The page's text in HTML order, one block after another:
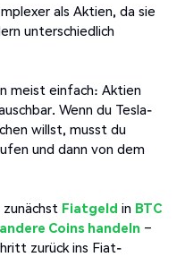
als Aktien, da sie
unterschiedlich
meist einfach: Aktien
Wenn du Tesla-
willst, musst du
und dann von dem
Fiatgeld in BTC
Coins handeln –
zurück ins Fiat-